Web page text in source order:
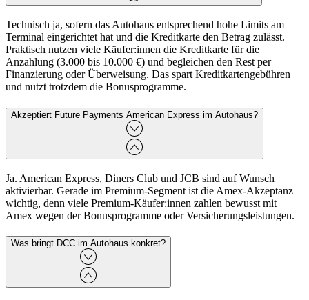
Technisch ja, sofern das Autohaus entsprechend hohe Limits am
Terminal eingerichtet hat und die Kreditkarte den Betrag zulässt.
Praktisch nutzen viele Käufer:innen die Kreditkarte für die
Anzahlung (3.000 bis 10.000 €) und begleichen den Rest per
Finanzierung oder Überweisung. Das spart Kreditkartengebühren
und nutzt trotzdem die Bonusprogramme.
Akzeptiert Future Payments American Express im Autohaus?
Ja. American Express, Diners Club und JCB sind auf Wunsch
aktivierbar. Gerade im Premium-Segment ist die Amex-Akzeptanz
wichtig, denn viele Premium-Käufer:innen zahlen bewusst mit
Amex wegen der Bonusprogramme oder Versicherungsleistungen.
Was bringt DCC im Autohaus konkret?